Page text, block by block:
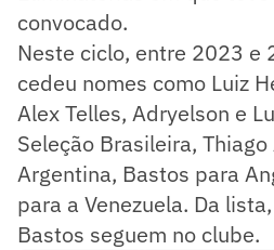
convocado.
Neste ciclo, entre 2023 e
cedeu nomes como Luiz
Alex Telles, Adryelson e
Seleção Brasileira,
Argentina, Bastos para
para a Venezuela. Da
Bastos seguem no clube.